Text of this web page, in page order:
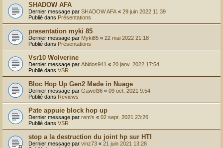
SHADOW AFA
Dernier message par SHADOW AFA « 29 juin 2022 11:39
Publié dans Présentations
presentation myki 85
Dernier message par Myki85 « 22 mai 2022 21:18
Publié dans Présentations
Vsr10 Wolverine
Dernier message par Abidos941 « 20 janv. 2022 17:54
Publié dans VSR
Bloc Hop Up Gen2 Made in Nuage
Dernier message par Gawel36 « 09 oct. 2021 9:54
Publié dans Reviews
Pate appuie block hop up
Dernier message par rem's « 02 sept. 2021 23:26
Publié dans VSR
stop a la destruction du joint hp sur HTI
Dernier message par vinz73 « 21 juin 2021 13:28